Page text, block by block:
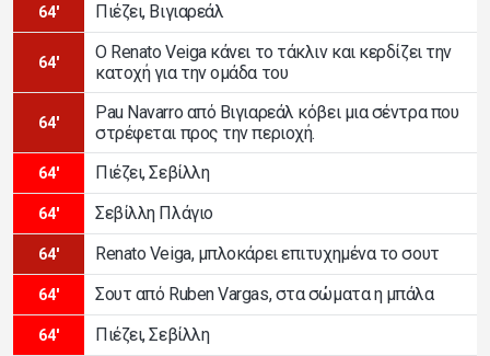
64' Πιέζει, Βιγιαρεάλ
64'
Ο Renato Veiga κάνει το τάκλιν και κερδίζει την
κατοχή για την ομάδα του
64'
Pau Navarro από Βιγιαρεάλ κόβει μια σέντρα που
στρέφεται προς την περιοχή.
64' Πιέζει, Σεβίλλη
64' Σεβίλλη Πλάγιο
64' Renato Veiga, μπλοκάρει επιτυχημένα το σουτ
64' Σουτ από Ruben Vargas, στα σώματα η μπάλα
64' Πιέζει, Σεβίλλη